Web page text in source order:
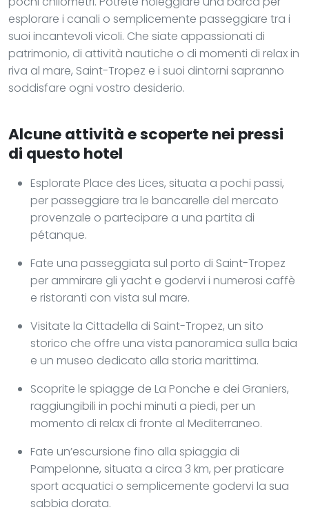
esplorare i canali o semplicemente passeggiare tra i
suoi incantevoli vicoli. Che siate appassionati di
patrimonio, di attività nautiche o di momenti di relax in
riva al mare, Saint-Tropez e i suoi dintorni sapranno
soddisfare ogni vostro desiderio.
Alcune attività e scoperte nei pressi
di questo hotel
Esplorate Place des Lices, situata a pochi passi,
per passeggiare tra le bancarelle del mercato
provenzale o partecipare a una partita di
pétanque.
Fate una passeggiata sul porto di Saint-Tropez
per ammirare gli yacht e godervi i numerosi caffè
e ristoranti con vista sul mare.
Visitate la Cittadella di Saint-Tropez, un sito
storico che offre una vista panoramica sulla baia
e un museo dedicato alla storia marittima.
Scoprite le spiagge de La Ponche e dei Graniers,
raggiungibili in pochi minuti a piedi, per un
momento di relax di fronte al Mediterraneo.
Fate un’escursione fino alla spiaggia di
Pampelonne, situata a circa 3 km, per praticare
sport acquatici o semplicemente godervi la sua
sabbia dorata.